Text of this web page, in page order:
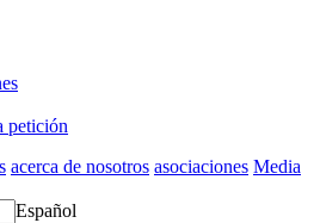
petición
acerca de nosotros asociaciones Media
Español